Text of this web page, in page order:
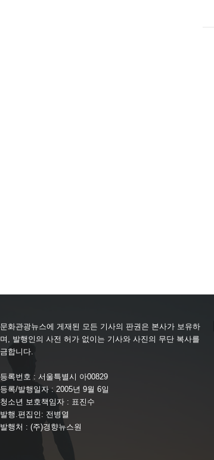
문화관광뉴스에 게재된 모든 기사의 판권은 본사가 보유하
며, 발행인의 사전 허가 없이는 기사와 사진의 무단 복사를
금합니다.
등록번호 : 서울특별시 아00829
등록/발행일자 : 2005년 9월 6일
청소년 보호책임자 : 표진수
발행.편집인: 전병열
발행처 : (주)경향뉴스원